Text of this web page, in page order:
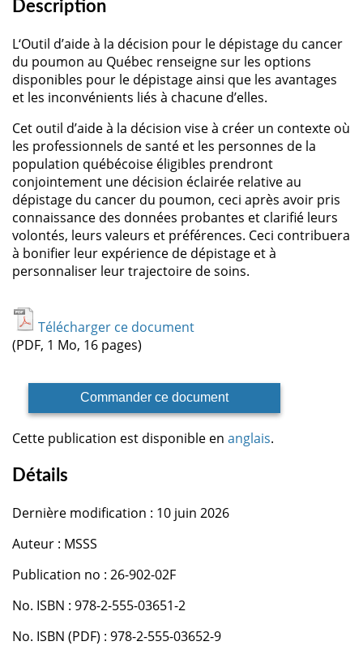
Description
L‘Outil d’aide à la décision pour le dépistage du cancer
du poumon au Québec renseigne sur les options
disponibles pour le dépistage ainsi que les avantages
et les inconvénients liés à chacune d’elles.
Cet outil d’aide à la décision vise à créer un contexte où
les professionnels de santé et les personnes de la
population québécoise éligibles prendront
conjointement une décision éclairée relative au
dépistage du cancer du poumon, ceci après avoir pris
connaissance des données probantes et clarifié leurs
volontés, leurs valeurs et préférences. Ceci contribuera
à bonifier leur expérience de dépistage et à
personnaliser leur trajectoire de soins.
Télécharger ce document
(PDF, 1 Mo, 16 pages)
Commander ce document
Cette publication est disponible en anglais.
Détails
Dernière modification : 10 juin 2026
Auteur : MSSS
Publication no : 26-902-02F
No. ISBN : 978-2-555-03651-2
No. ISBN (PDF) : 978-2-555-03652-9